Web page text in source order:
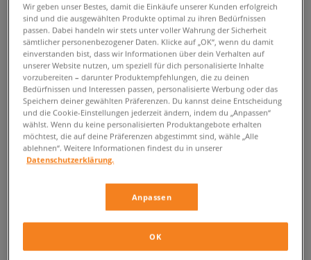
Die Levi´s 512 Jeans
Jeans dominieren seit vielen Jahren die urbane Mode, und kein Wunder –
sie sind langlebig, bequem und schaffen eine Basis mit der man mit
Leichtigkeit den Rest des Outfits kreieren kann. Wenn du Wert auf hohe
Qualität und Kleidung legst, die dir jahrelang dienen wird, wähle
zwischen den bewährten Marken, wie dem weltberühmten
Unternehmen Levi's , das für die Herstellung von solider Denim-Kleidung
bekannt ist. Die Ursprünge der Marke reichen bis in die zweite Hälfte
Davis beschlossen, Hosen mit Metallnieten patentieren zu lassen, die
von Arbeitern gerne als "strapazierfähige" Kleidung getragen wurde.
Auch heute, fast 150 Jahre nach ihrer Markt-Einführung, stehen Levi's
Jeans immer noch für robuste Hosen, die jahrelang halten!
Die Herren Levi's 512 Slim Taper Hose
Wir geben unser Bestes, damit die Einkäufe unserer Kunden erfolgreich
sind und die ausgewählten Produkte optimal zu ihren Bedürfnissen
passen. Dabei handeln wir stets unter voller Wahrung der Sicherheit
sämtlicher personenbezogener Daten. Klicke auf „OK“, wenn du damit
einverstanden bist, dass wir Informationen über dein Verhalten auf
unserer Website nutzen, um speziell für dich personalisierte Inhalte
vorzubereiten – darunter Produktempfehlungen, die zu deinen
Bedürfnissen und Interessen passen, personalisierte Werbung oder das
Speichern deiner gewählten Präferenzen. Du kannst deine Entscheidung
und die Cookie-Einstellungen jederzeit ändern, indem du „Anpassen“
wählst. Wenn du keine personalisierten Produktangebote erhalten
möchtest, die auf deine Präferenzen abgestimmt sind, wähle „Alle
ablehnen“. Weitere Informationen findest du in unserer
Datenschutzerklärung.
Anpassen
OK